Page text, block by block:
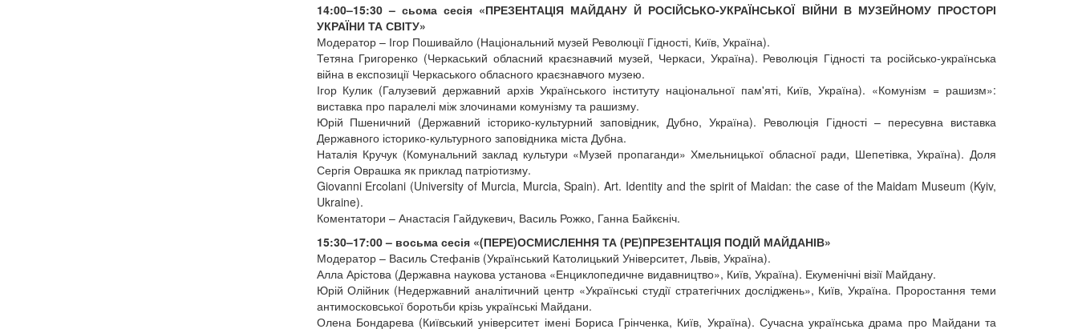
14:00–15:30 – сьома сесія «ПРЕЗЕНТАЦІЯ МАЙДАНУ Й РОСІЙСЬКО-УКРАЇНСЬКОЇ ВІЙНИ В МУЗЕЙНОМУ ПРОСТОРІ
УКРАЇНИ ТА СВІТУ»
Модератор – Ігор Пошивайло (Національний музей Революції Гідності, Київ, Україна).
Тетяна Григоренко (Черкаський обласний краєзнавчий музей, Черкаси, Україна). Революція Гідності та російсько-українська
війна в експозиції Черкаського обласного краєзнавчого музею.
Ігор Кулик (Галузевий державний архів Українського інституту національної пам'яті, Київ, Україна). «Комунізм = рашизм»:
виставка про паралелі між злочинами комунізму та рашизму.
Юрій Пшеничний (Державний історико-культурний заповідник, Дубно, Україна). Революція Гідності – пересувна виставка
Державного історико-культурного заповідника міста Дубна.
Наталія Кручук (Комунальний заклад культури «Музей пропаганди» Хмельницької обласної ради, Шепетівка, Україна). Доля
Сергія Оврашка як приклад патріотизму.
Giovanni Ercolani (University of Murcia, Murcia, Spain). Art. Identity and the spirit of Maidan: the case of the Maidam Museum (Kyiv,
Ukraine).
Коментатори – Анастасія Гайдукевич, Василь Рожко, Ганна Байкєніч.
15:30–17:00 – восьма сесія «(ПЕРЕ)ОСМИСЛЕННЯ ТА (РЕ)ПРЕЗЕНТАЦІЯ ПОДІЙ МАЙДАНІВ»
Модератор – Василь Стефанів (Український Католицький Університет, Львів, Україна).
Алла Арістова (Державна наукова установа «Енциклопедичне видавництво», Київ, Україна). Екуменічні візії Майдану.
Юрій Олійник (Недержавний аналітичний центр «Українські студії стратегічних досліджень», Київ, Україна. Проростання теми
антимосковської боротьби крізь українські Майдани.
Олена Бондарева (Київський університет імені Бориса Грінченка, Київ, Україна). Сучасна українська драма про Майдани та